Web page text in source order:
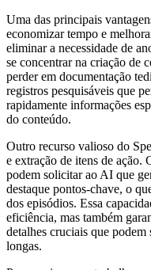
Uma das principais
economizar tempo e
eliminar a necessidade de
se concentrar na criação de
perder em documentação
registros pesquisáveis que
rapidamente informações
do conteúdo.
Outro recurso valioso do
e extração de itens de ação.
podem solicitar ao AI que
destaque pontos-chave, o
dos episódios. Essa
eficiência, mas também
detalhes cruciais que podem
longas.